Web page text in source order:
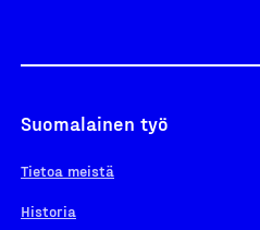
Suomalainen työ
Tietoa meistä
Historia